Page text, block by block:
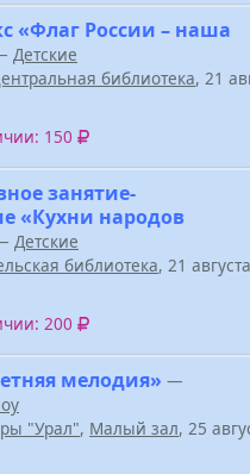
«Флаг России – наша
Детские
библиотека, 21
150
занятие-
«Кухни народов
Детские
библиотека, 21
200
мелодия» —
"Урал", Малый зал, 25